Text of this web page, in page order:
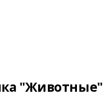
"Животные"